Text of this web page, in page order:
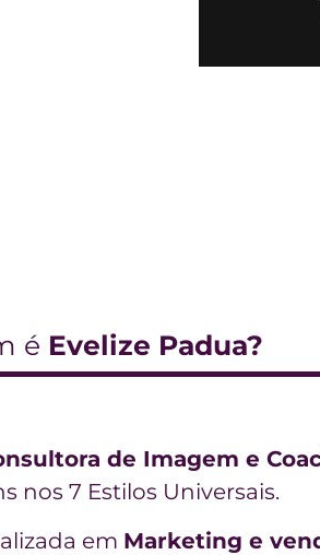
é Evelize Padua?
de Imagem e
nos 7 Estilos Universais.
em Marketing e